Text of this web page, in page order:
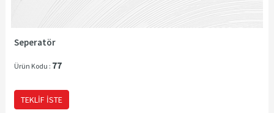
Seperatör
Ürün Kodu : 77
TEKLIF İSTE